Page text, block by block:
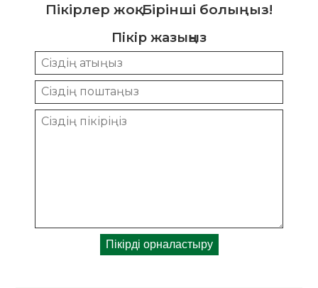
Пікірлер жоқ. Бірінші болыңыз!
Пікір жазыңыз